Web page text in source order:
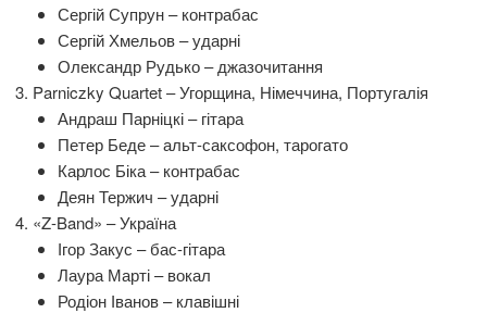
Сергій Супрун – контрабас
Сергій Хмельов – ударні
Олександр Рудько – джазочитання
Parniczky Quartet – Угорщина, Німеччина, Португалія
Андраш Парніцкі – гітара
Петер Беде – альт-саксофон, тарогато
Карлос Біка – контрабас
Деян Тержич – ударні
«Z-Band» – Україна
Ігор Закус – бас-гітара
Лаура Марті – вокал
Родіон Іванов – клавішні